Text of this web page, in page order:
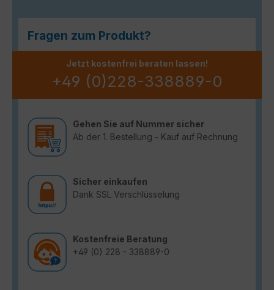
Fragen zum Produkt?
Jetzt kostenfrei beraten lassen!
+49 (0)228-338889-0
Gehen Sie auf Nummer sicher
Ab der 1. Bestellung - Kauf auf Rechnung
Sicher einkaufen
Dank SSL Verschlüsselung
Kostenfreie Beratung
+49 (0) 228 - 338889-0